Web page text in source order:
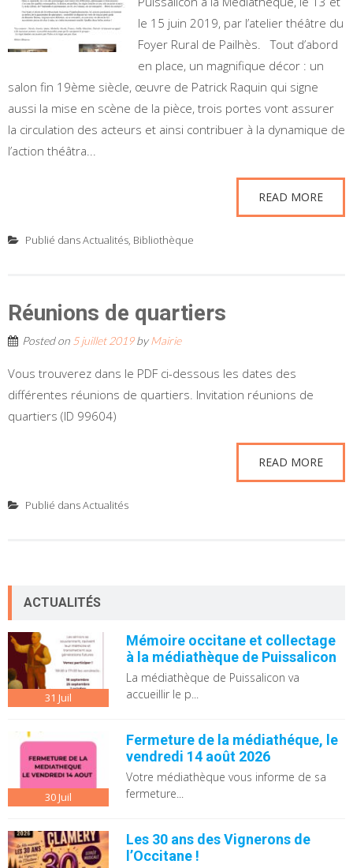
le 15 juin 2019, par l’atelier théâtre du
Foyer Rural de Pailhès. Tout d’abord
en place, un magnifique décor : un
salon fin 19ème siècle, œuvre de Patrick Raquin qui signe
aussi la mise en scène de la pièce, trois portes vont assurer
la circulation des acteurs et ainsi contribuer à la dynamique de
l’action théâtra...
READ MORE
Publié dansActualités, Bibliothèque
Réunions de quartiers
Posted on 5 juillet 2019byMairie
Vous trouverez dans le PDF ci-dessous les dates des
différentes réunions de quartiers. Invitation réunions de
quartiers (ID 99604)
READ MORE
Publié dansActualités
ACTUALITÉS
31 Juil
Mémoire occitane et collectage
à la médiathèque de Puissalicon
La médiathèque de Puissalicon va
accueillir le p...
30Juil
Fermeture de la médiathéque, le
vendredi 14 août 2026
Votre médiathèque vous informe de sa
fermeture...
Les 30 ans des Vignerons de
l’Occitane !